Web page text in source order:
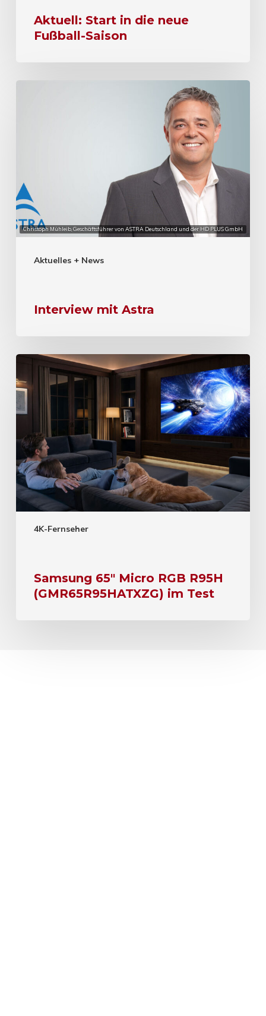
Aktuell: Start in die neue
Fußball-Saison
Christoph Mühleib, Geschäftsführer von ASTRA Deutschland und der HD PLUS GmbH
Aktuelles + News
Interview mit Astra
4K-Fernseher
Samsung 65″ Micro RGB R95H
(GMR65R95HATXZG) im Test